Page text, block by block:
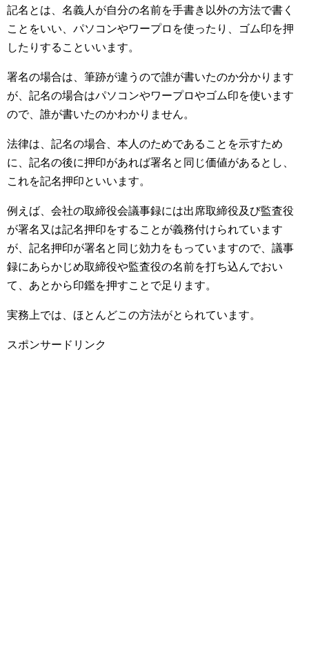
記名とは、名義人が自分の名前を手書き以外の方法で書く
ことをいい、パソコンやワープロを使ったり、ゴム印を押
したりすることいいます。
署名の場合は、筆跡が違うので誰が書いたのか分かります
が、記名の場合はパソコンやワープロやゴム印を使います
ので、誰が書いたのかわかりません。
法律は、記名の場合、本人のためであることを示すため
に、記名の後に押印があれば署名と同じ価値があるとし、
これを記名押印といいます。
例えば、会社の取締役会議事録には出席取締役及び監査役
が署名又は記名押印をすることが義務付けられています
が、記名押印が署名と同じ効力をもっていますので、議事
録にあらかじめ取締役や監査役の名前を打ち込んでおい
て、あとから印鑑を押すことで足ります。
実務上では、ほとんどこの方法がとられています。
スポンサードリンク